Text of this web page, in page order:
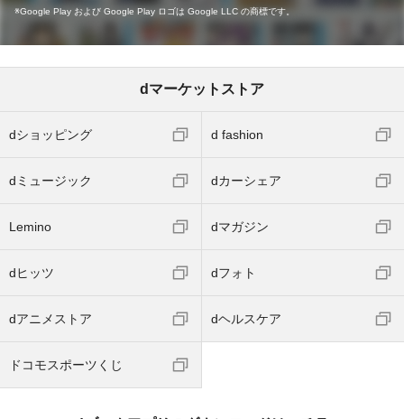
Google Play および Google Play ロゴは Google LLC の商標です。
dマーケットストア
dショッピング d fashion
dミュージック dカーシェア
Lemino dマガジン
dヒッツ dフォト
dアニメストア dヘルスケア
ドコモスポーツくじ